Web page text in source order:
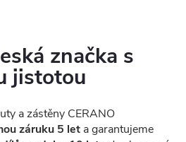
značka s
jistotou
a zástěny CERANO
záruku 5 let a garantujeme